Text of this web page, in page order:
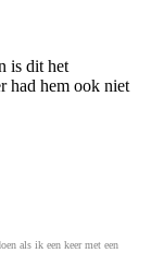
is dit het
had hem ook niet
als ik een keer met een